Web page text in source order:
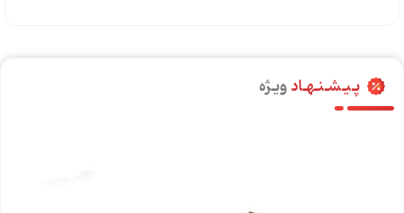
پـیـشـنـهـادویـژه